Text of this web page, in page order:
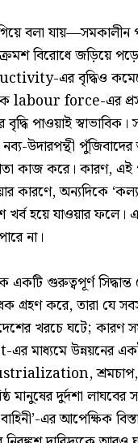
বলা
বিরোধে জড়িয়ে
এর বৃদ্ধিও
labour force-এর
পাওয়াই স্বাভাবিক।
উদারপন্থী
কাজ করে। কারণ,
কারণে,
খর্ব হয়ে যাওয়ার ফলে।
না।
একটি গুরুত্বপূর্ণ
গ্রহণ করে, তারা যে
খরচে ঘটে; কারণ
মাধ্যমে উন্নয়নের
শ্রমচাপ, বা
মানুষের দুর্দশা লাঘবের
এর আপেক্ষিক